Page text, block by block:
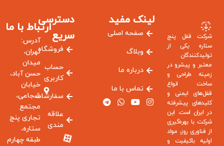
شرکت قفل پنج
ستاره یکی از
تولیدکنندگان
معتبر و پیشرو در
زمینه طراحی و
ساخت انواع
قفل‌های ایمنی و
کلیدهای پیشرفته
در ایران است. این
شرکت با بهره‌گیری
از فناوری روز، مواد
اولیه باکیفیت و
لینک مفید
صفحه اصلی
وبلاگ
درباره ما
تماس با ما
دسترسی
سریع
فروشگاه
حساب
کاربری
سفارشات
علاقه
مندی
ارتباط با ما
آدرس:
تهران،
میدان
حسن آباد،
خیابان
شجاعی،
مجتمع
تجاری پنج
ستاره،
طبقه چهارم